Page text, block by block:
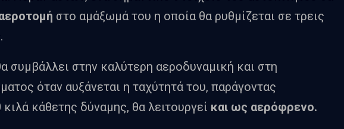
στο αμάξωμά του η οποία θα ρυθμίζεται σε τρεις
συμβάλλει στην καλύτερη αεροδυναμική και στη
όταν αυξάνεται η ταχύτητά του, παράγοντας
κάθετης δύναμης, θα λειτουργεί και ως αερόφρενο.